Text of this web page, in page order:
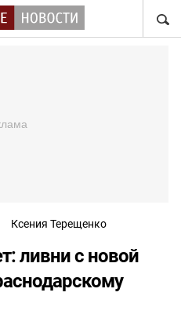
Ксения Терещенко
ливни с новой